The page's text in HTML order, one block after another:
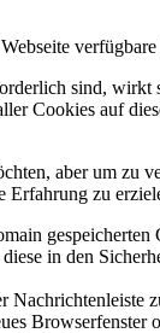
sind,
Cookies auf
aber um zu
Erfahrung zu
in den
Browserfenster